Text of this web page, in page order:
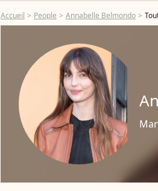
Accueil People Annabelle Belmondo